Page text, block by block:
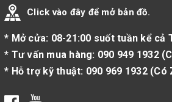
Click vào đây để mở bản đồ.
* Mở cửa: 08-21:00 suốt tuần kể cả
* Tư vấn mua hàng: 090 949 1932(
* Hỗ trợ kỹ thuật: 090 969 1932(Có